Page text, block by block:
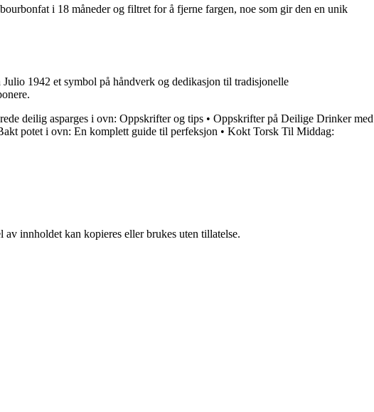
i 18 måneder og filtret for å fjerne fargen, noe som gir den en unik
1942 et symbol på håndverk og dedikasjon til tradisjonelle
deilig asparges i ovn: Oppskrifter og tips • Oppskrifter på Deilige Drinker med
potet i ovn: En komplett guide til perfeksjon • Kokt Torsk Til Middag:
innholdet kan kopieres eller brukes uten tillatelse.